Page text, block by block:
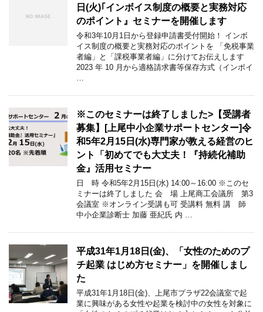
日(火)｢インボイス制度の概要と実務対応
のポイント』セミナーを開催します
令和3年10月1日から登録申請書受付開始！ インボ
イス制度の概要と実務対応のポイントを 「免税事業
者編」と「課税事業者編」に分けてお伝えします
2023 年 10 月から適格請求書等保存方式（インボイ
…
※このセミナーは終了しました>【受講者
募集】[上尾中小企業サポートセンター]令
和5年2月15日(水)専門家が教える経営のヒ
ント「初めてでも大丈夫！『持続化補助
金』活用セミナー
日 時 令和5年2月15日(水) 14:00～16:00 ※このセ
ミナーは終了しました 会 場 上尾商工会議所 第3
会議室 ※オンライン受講も可 受講料 無料 講 師
中小企業診断士 加藤 亜紀氏 内 …
平成31年1月18日(金)、「女性のためのプ
チ起業 はじめ方セミナー」を開催しまし
た
平成31年1月18日(金)、上尾市プラザ22会議室で起
業に興味がある女性や起業を検討中の女性を対象に